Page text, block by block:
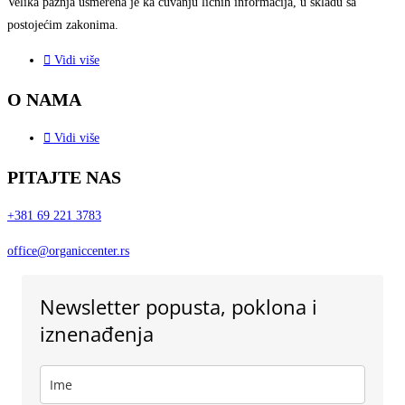
postojećim zakonima.
Vidi više
O NAMA
Vidi više
PITAJTE NAS
+381 69 221 3783
office@organiccenter.rs
Newsletter popusta, poklona i
iznenađenja